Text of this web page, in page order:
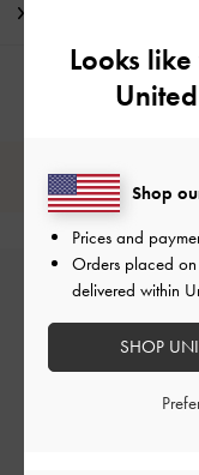
レビューは
Looks
Shop
Prices and
Orders placed on
delivered within
SHOP